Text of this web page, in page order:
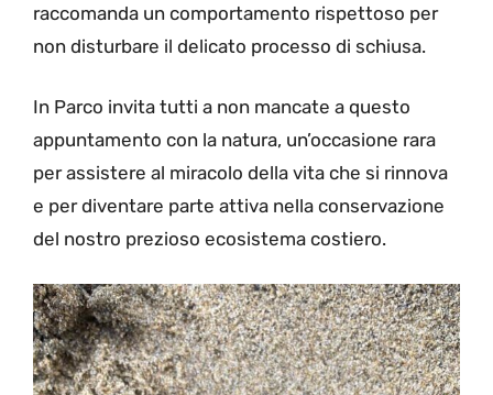
raccomanda un comportamento rispettoso per
non disturbare il delicato processo di schiusa.
In Parco invita tutti a non mancate a questo
appuntamento con la natura, un’occasione rara
per assistere al miracolo della vita che si rinnova
e per diventare parte attiva nella conservazione
del nostro prezioso ecosistema costiero.